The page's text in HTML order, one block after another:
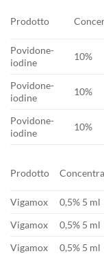
Prodotto
Povidone-
iodine
10%
Povidone-
iodine
10%
Povidone-
iodine
10%
Prodotto
Vigamox
0,5% 5 ml
Vigamox
0,5% 5 ml
Vigamox
0,5% 5 ml